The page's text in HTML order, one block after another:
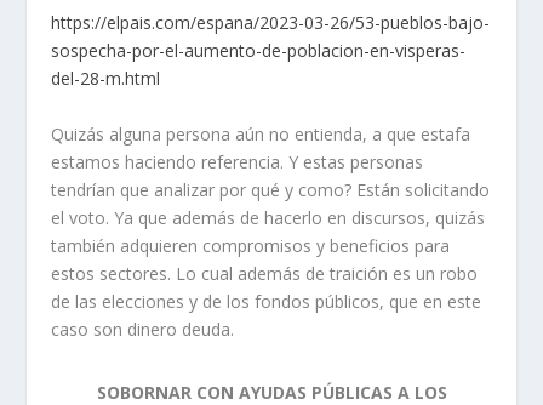
https://elpais.com/espana/2023-03-26/53-pueblos-bajo-
sospecha-por-el-aumento-de-poblacion-en-visperas-
del-28-m.html
Quizás alguna persona aún no entienda, a que estafa
estamos haciendo referencia. Y estas personas
tendrían que analizar por qué y como? Están solicitando
el voto. Ya que además de hacerlo en discursos, quizás
también adquieren compromisos y beneficios para
estos sectores. Lo cual además de traición es un robo
de las elecciones y de los fondos públicos, que en este
caso son dinero deuda.
SOBORNAR CON AYUDAS PÚBLICAS A LOS